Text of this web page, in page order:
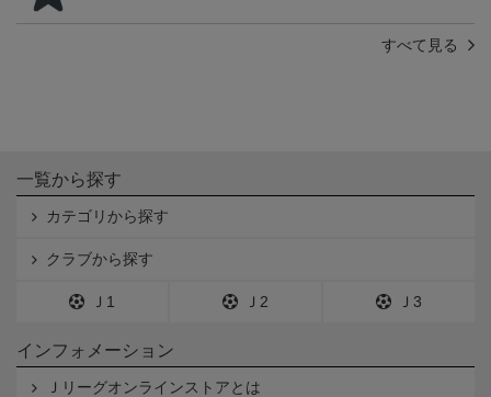
すべて見る
一覧から探す
カテゴリから探す
クラブから探す
Ｊ1 Ｊ2 Ｊ3
インフォメーション
Ｊリーグオンラインストアとは